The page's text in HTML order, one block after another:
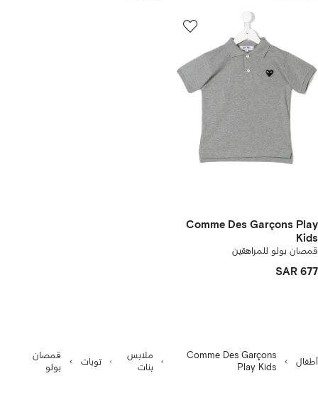
Comme Des Garçons Play
Kids
قمصان بولو للمراهقين
SAR 677
أطفال
Comme Des Garçons
Play Kids
ملابس
بنات
توبات
قمصان
بولو